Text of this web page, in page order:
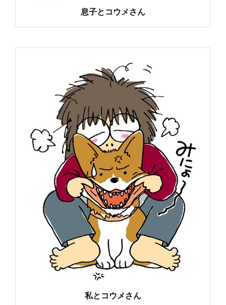
息子とコウメさん
私とコウメさん